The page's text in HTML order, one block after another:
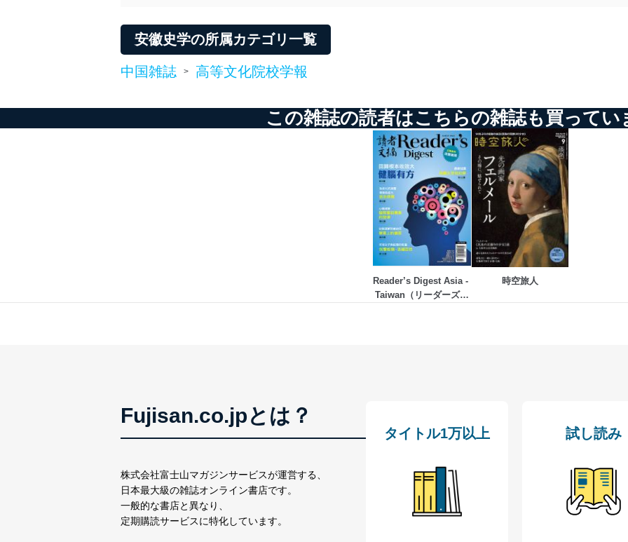
いります。また、目的外利用を行わないために、適切な管理措置を講じます。
当社は、個人情報に関連する法令、国が定める指針及びその他の規範を遵守します。また、当社の
個人情報の安全管理措置
当社は、個人情報の正確性及び安全性を確保するために、下記セキュリティ対策をはじめとする安
漏えい、滅失またはき損の防止及び是正に努めます。
個人データを取り扱うことのできる機器及び当該機器を取り扱う従業者を明確化し、 個人デ
機器に標準装備されているユーザー制御機能（ユーザーアカウント制御）により、個人情報デ
外部からの不正アクセス等の防止
個人情報保護マネジメントシステムの継続的改善
苦情及び相談受付け窓口
貴殿の個人情報及び当社の個人情報保護マネジメントシステムに関するご相談及び苦情については
安徽史学の所属カテゴリ一覧
中国雑誌 > 高等文化院校学報
この雑誌の読者はこちらの雑誌も買ってい
Reader’s Digest Asia -
Taiwan（リーダーズダ
時空旅人
Fujisan.co.jpとは？
株式会社富士山マガジンサービスが運営する、
日本最大級の雑誌オンライン書店です。
一般的な書店と異なり、
定期購読サービスに特化しています。
タイトル1万以上 試し読み